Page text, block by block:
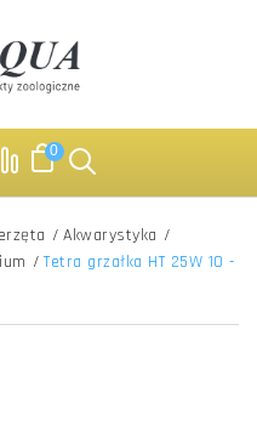
0
/ Akwarystyka /
/ Tetra grzałka HT 25W 10 -